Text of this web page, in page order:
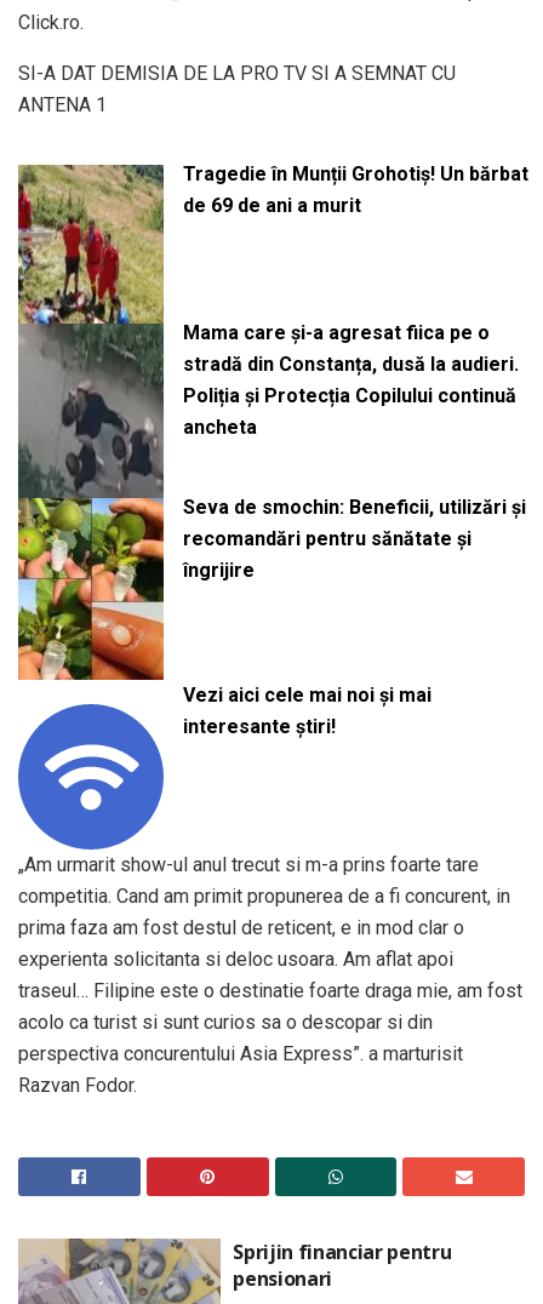
Click.ro.
SI-A DAT DEMISIA DE LA PRO TV SI A SEMNAT CU
ANTENA 1
Tragedie în Munții Grohotiș! Un bărbat
de 69 de ani a murit
Mama care și-a agresat fiica pe o
stradă din Constanța, dusă la audieri.
Poliția și Protecția Copilului continuă
ancheta
Seva de smochin: Beneficii, utilizări și
recomandări pentru sănătate și
îngrijire
Vezi aici cele mai noi și mai
interesante știri!
„Am urmarit show-ul anul trecut si m-a prins foarte tare
competitia. Cand am primit propunerea de a fi concurent, in
prima faza am fost destul de reticent, e in mod clar o
experienta solicitanta si deloc usoara. Am aflat apoi
traseul… Filipine este o destinatie foarte draga mie, am fost
acolo ca turist si sunt curios sa o descopar si din
perspectiva concurentului Asia Express”. a marturisit
Razvan Fodor.
Sprijin financiar pentru
pensionari